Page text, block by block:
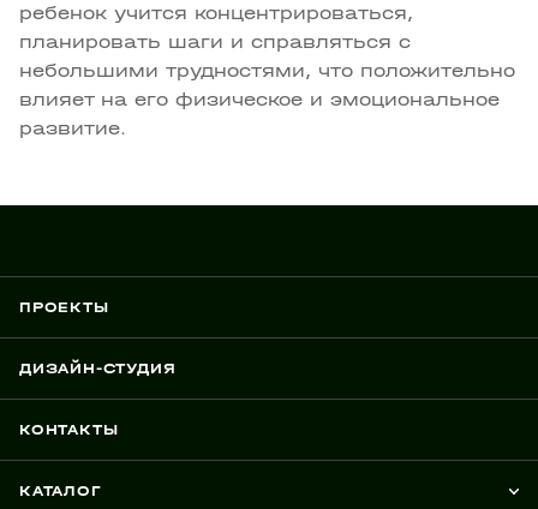
ребенок учится концентрироваться,
планировать шаги и справляться с
небольшими трудностями, что положительно
влияет на его физическое и эмоциональное
развитие.
ПРОЕКТЫ
ДИЗАЙН-СТУДИЯ
КОНТАКТЫ
КАТАЛОГ